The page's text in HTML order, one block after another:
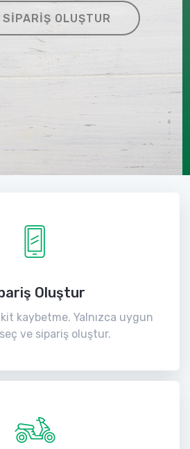
SIPARIŞ OLUŞTUR
Oluştur
kaybetme. Yalnızca uygun
ve sipariş oluştur.